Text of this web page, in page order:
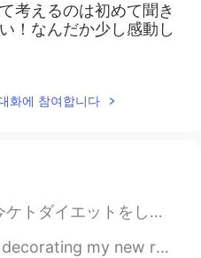
考えるのは初めて聞き
！なんだか少し感動し
화에 참여합니다
to loose weight ダイエットのために炭水化物をあまり食べれない ...
a long time to do. I've been busy every ...